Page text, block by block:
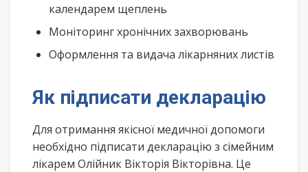
календарем щеплень
Моніторинг хронічних захворювань
Оформлення та видача лікарняних листів
Як підписати декларацію
Для отримання якісної медичної допомоги
необхідно підписати декларацію з сімейним
лікарем Олійник Вікторія Вікторівна. Це